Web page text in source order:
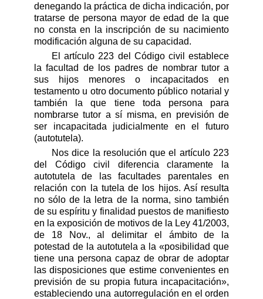
denegando la práctica de dicha indicación, por
tratarse de persona mayor de edad de la que
no consta en la inscripción de su nacimiento
modificación alguna de su capacidad.
El artículo 223 del Código civil establece
la facultad de los padres de nombrar tutor a
sus hijos menores o incapacitados en
testamento u otro documento público notarial y
también la que tiene toda persona para
nombrarse tutor a sí misma, en previsión de
ser incapacitada judicialmente en el futuro
(autotutela).
Nos dice la resolución que el artículo 223
del Código civil diferencia claramente la
autotutela de las facultades parentales en
relación con la tutela de los hijos. Así resulta
no sólo de la letra de la norma, sino también
de su espíritu y finalidad puestos de manifiesto
en la exposición de motivos de la Ley 41/2003,
de 18 Nov., al delimitar el ámbito de la
potestad de la autotutela a la «posibilidad que
tiene una persona capaz de obrar de adoptar
las disposiciones que estime convenientes en
previsión de su propia futura incapacitación»,
estableciendo una autorregulación en el orden